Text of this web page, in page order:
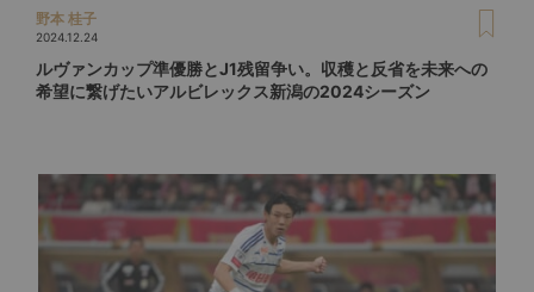
野本 桂子
2024.12.24
ルヴァンカップ準優勝とJ1残留争い。収穫と反省を未来への
希望に繋げたいアルビレックス新潟の2024シーズン